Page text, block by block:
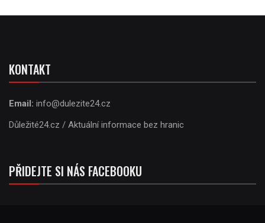
KONTAKT
Email: info@dulezite24.cz
Důležité24.cz / Aktuální informace bez hranic
PŘIDEJTE SI NÁS FACEBOOKU